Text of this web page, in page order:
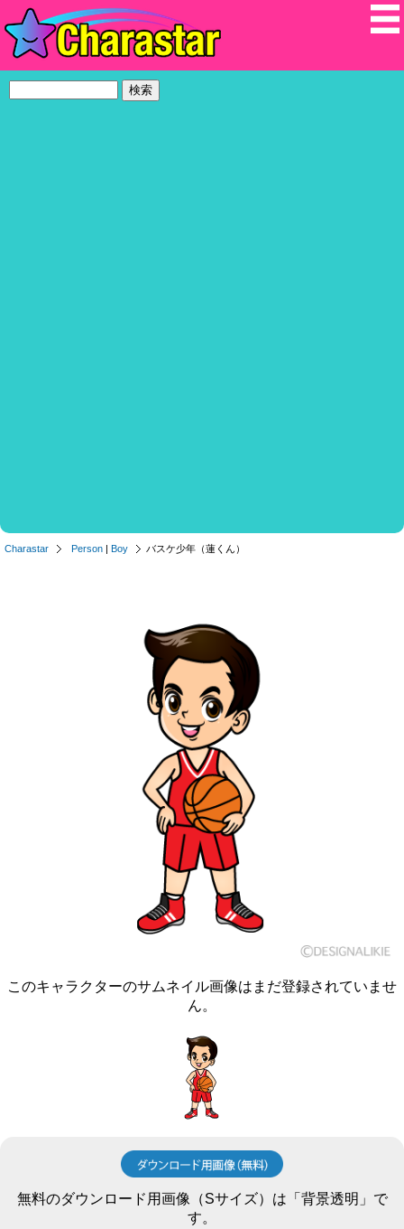
Charastar Person | Boy バスケ少年（蓮くん）
このキャラクターのサムネイル画像はまだ登録されていませ
ん。
無料のダウンロード用画像（Sサイズ）は「背景透明」で
す。